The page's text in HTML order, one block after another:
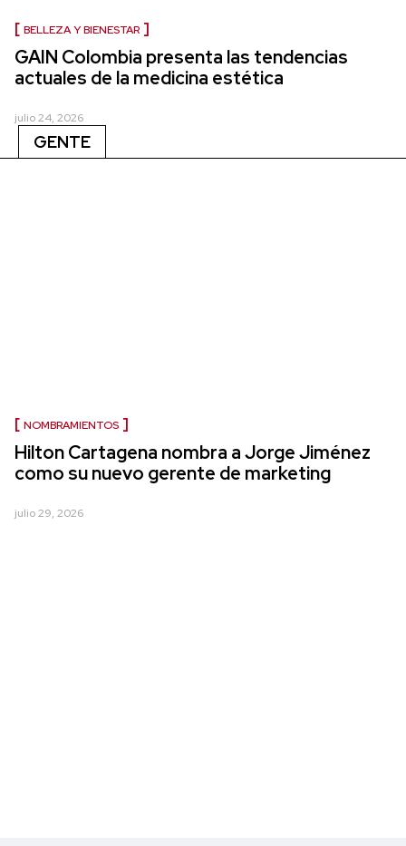
BELLEZA Y BIENESTAR
GAIN Colombia presenta las tendencias
actuales de la medicina estética
julio 24, 2026
GENTE
NOMBRAMIENTOS
Hilton Cartagena nombra a Jorge Jiménez
como su nuevo gerente de marketing
julio 29, 2026